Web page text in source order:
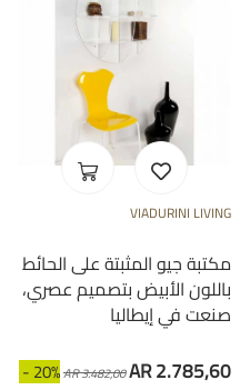
VIADURINI LIVING
مكتبة جيو المثبتة على الحائط
باللون الأبيض بتصميم عصري،
صنعت في إيطاليا
- 20%AR 3.482,00AR 2.785,60